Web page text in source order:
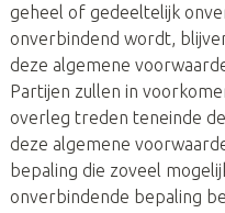
geheel of gedeeltelijk
onverbindend wordt,
deze algemene
Partijen zullen in
overleg treden teneinde
deze algemene
bepaling die zoveel
onverbindende bepaling